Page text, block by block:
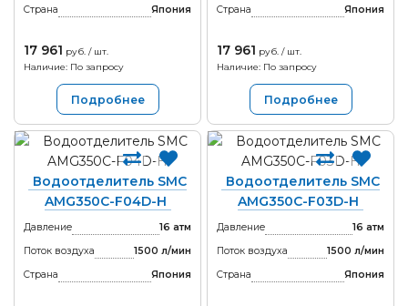
Страна
Япония
17 961 руб. / шт.
Наличие: По запросу
Подробнее
Страна
Япония
17 961 руб. / шт.
Наличие: По запросу
Подробнее
Водоотделитель SMC
AMG350C-F04D-H
Давление
16 атм
Поток воздуха
1500 л/мин
Страна
Япония
Водоотделитель SMC
AMG350C-F03D-H
Давление
16 атм
Поток воздуха
1500 л/мин
Страна
Япония